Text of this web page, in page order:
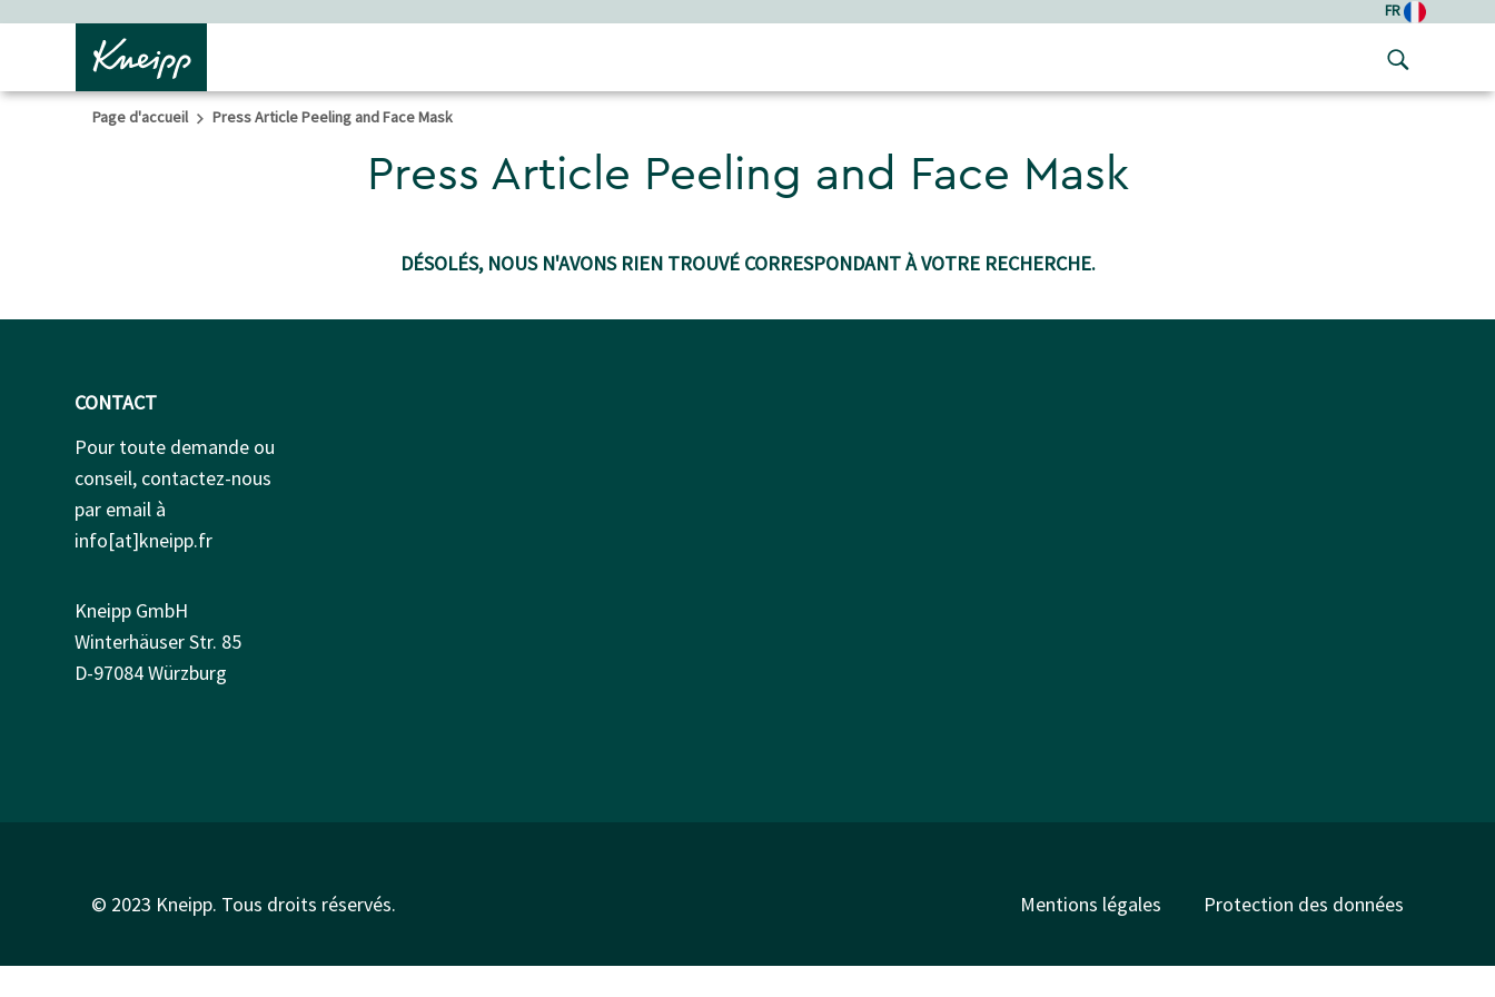
FR
Page d'accueil Press Article Peeling and Face Mask
Press Article Peeling and Face Mask
DÉSOLÉS, NOUS N'AVONS RIEN TROUVÉ CORRESPONDANT À VOTRE RECHERCHE.
CONTACT
Pour toute demande ou
conseil, contactez-nous
par email à
info[at]kneipp.fr
Kneipp GmbH
Winterhäuser Str. 85
D-97084 Würzburg
© 2023 Kneipp. Tous droits réservés. Mentions légales Protection des données